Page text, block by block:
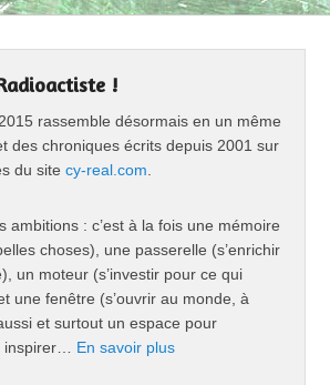
!
rassemble désormais en un même
des chroniques écrits depuis 2001 sur
du sitecy-real.com
ambitions : c’est à la fois une mémoire
choses), une passerelle (s’enrichir
un moteur (s’investir pour ce qui
une fenêtre (s’ouvrir au monde, à
et surtout un espace pour
inspirer… En savoir plus